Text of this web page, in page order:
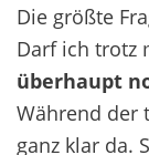
Die größte
Darf ich trotz
überhaupt
Während der
ganz klar da.